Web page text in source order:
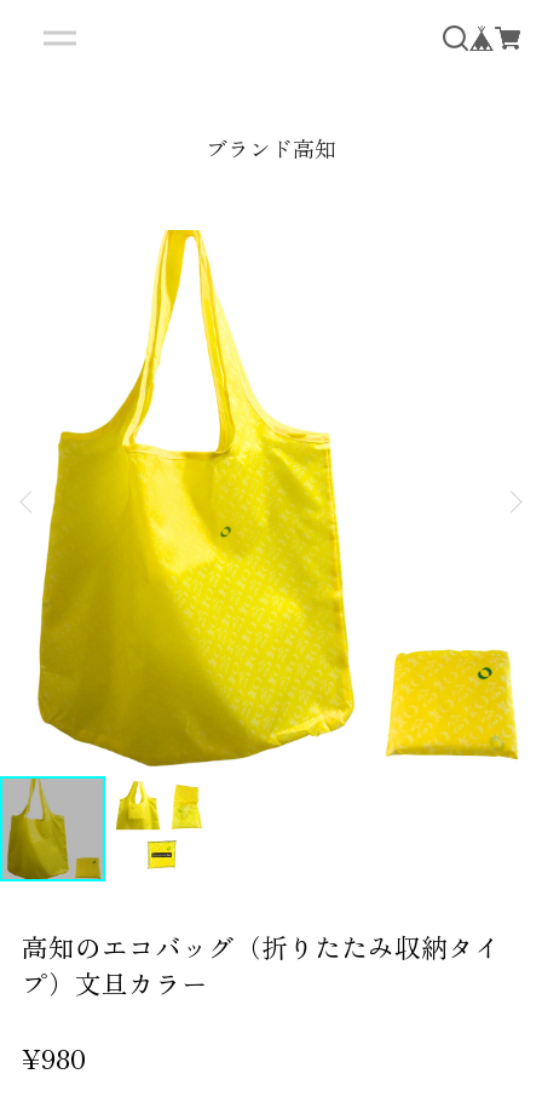
ブランド高知
高知のエコバッグ（折りたたみ収納タイ
プ）文旦カラー
¥980